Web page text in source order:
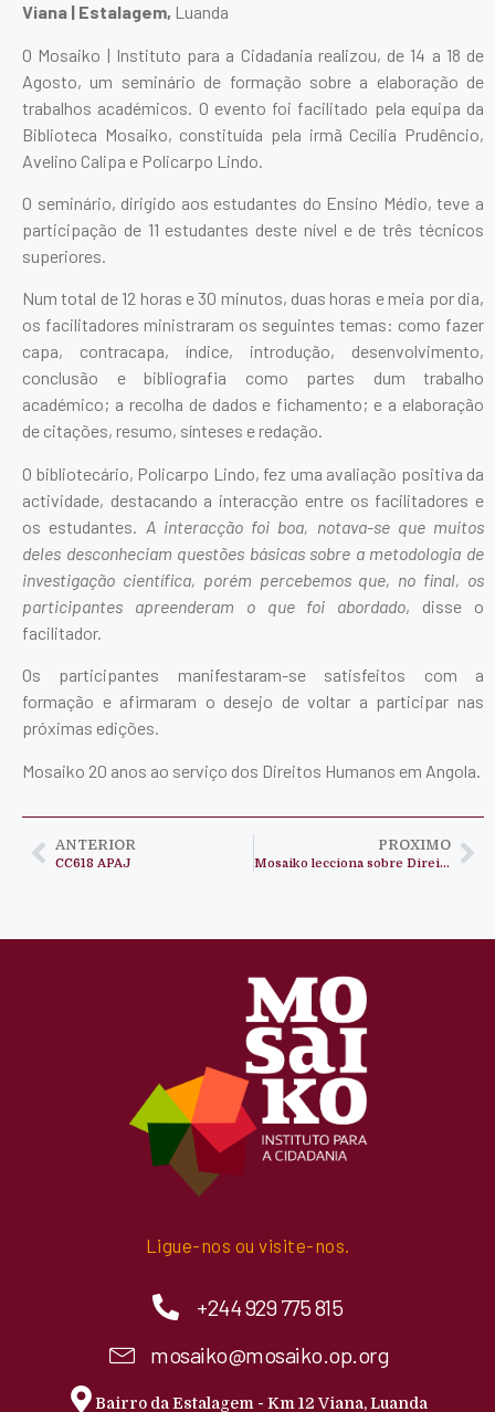
Viana | Estalagem, Luanda
O Mosaiko | Instituto para a Cidadania realizou, de 14 a 18 de
Agosto, um seminário de formação sobre a elaboração de
trabalhos académicos. O evento foi facilitado pela equipa da
Biblioteca Mosaiko, constituída pela irmã Cecília Prudêncio,
Avelino Calipa e Policarpo Lindo.
O seminário, dirigido aos estudantes do Ensino Médio, teve a
participação de 11 estudantes deste nível e de três técnicos
superiores.
Num total de 12 horas e 30 minutos, duas horas e meia por dia,
os facilitadores ministraram os seguintes temas: como fazer
capa, contracapa, índice, introdução, desenvolvimento,
conclusão e bibliografia como partes dum trabalho
académico; a recolha de dados e fichamento; e a elaboração
de citações, resumo, sínteses e redação.
O bibliotecário, Policarpo Lindo, fez uma avaliação positiva da
actividade, destacando a interacção entre os facilitadores e
os estudantes. A interacção foi boa, notava-se que muitos
deles desconheciam questões básicas sobre a metodologia de
investigação científica, porém percebemos que, no final, os
participantes apreenderam o que foi abordado, disse o
facilitador.
Os participantes manifestaram-se satisfeitos com a
formação e afirmaram o desejo de voltar a participar nas
próximas edições.
Mosaiko 20 anos ao serviço dos Direitos Humanos em Angola.
ANTERIOR
CC618 APAJ
PROXIMO
Mosaiko lecciona sobre Direitos Humanos no Instituto Superior João Paulo II
Ligue-nos ou visite-nos.
+244 929 775 815
mosaiko@mosaiko.op.org
Bairro da Estalagem - Km 12 Viana, Luanda